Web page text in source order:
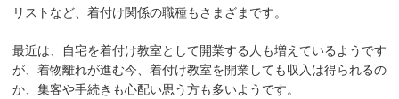
リストなど、着付け関係の職種もさまざまです。
最近は、自宅を着付け教室として開業する人も増えているようです
が、着物離れが進む今、着付け教室を開業しても収入は得られるの
か、集客や手続きも心配い思う方も多いようです。